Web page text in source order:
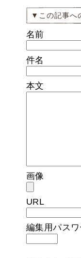
▼この記事へ
名前
件名
本文
画像
URL
編集用パス